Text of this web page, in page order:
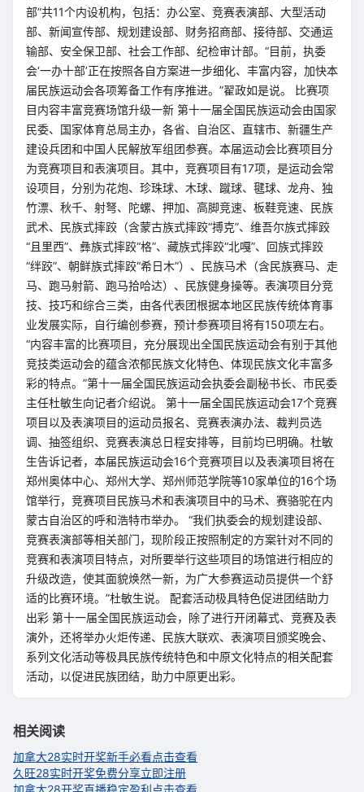
部”共11个内设机构，包括：办公室、竞赛表演部、大型活动
部、新闻宣传部、规划建设部、财务招商部、接待部、交通运
输部、安全保卫部、社会工作部、纪检审计部。“目前，执委
会‘一办十部’正在按照各自方案进一步细化、丰富内容，加快本
届民族运动会各项筹备工作有序推进。”翟政如是说。 比赛项
目内容丰富竞赛场馆升级一新 第十一届全国民族运动会由国家
民委、国家体育总局主办，各省、自治区、直辖市、新疆生产
建设兵团和中国人民解放军组团参赛。本届运动会比赛项目分
为竞赛项目和表演项目。其中，竞赛项目有17项，是运动会常
设项目，分别为花炮、珍珠球、木球、蹴球、毽球、龙舟、独
竹漂、秋千、射弩、陀螺、押加、高脚竞速、板鞋竞速、民族
武术、民族式摔跤（含蒙古族式摔跤“搏克”、维吾尔族式摔跤
“且里西”、彝族式摔跤“格”、藏族式摔跤“北嘎”、回族式摔跤
“绊跤”、朝鲜族式摔跤“希日木”）、民族马术（含民族赛马、走
马、跑马射箭、跑马拾哈达）、民族健身操等。表演项目分竞
技、技巧和综合三类，由各代表团根据本地区民族传统体育事
业发展实际，自行编创参赛，预计参赛项目将有150项左右。
“内容丰富的比赛项目，充分展现出全国民族运动会有别于其他
竞技类运动会的蕴含浓郁民族文化特色、体现民族文化丰富多
彩的特点。”第十一届全国民族运动会执委会副秘书长、市民委
主任杜敏生向记者介绍说。 第十一届全国民族运动会17个竞赛
项目以及表演项目的运动员报名、竞赛表演办法、裁判员选
调、抽签组织、竞赛表演总日程安排等，目前均已明确。杜敏
生告诉记者，本届民族运动会16个竞赛项目以及表演项目将在
郑州奥体中心、郑州大学、郑州师范学院等10家单位的16个场
馆举行，竞赛项目民族马术和表演项目中的马术、赛骆驼在内
蒙古自治区的呼和浩特市举办。 “我们执委会的规划建设部、
竞赛表演部等相关部门，现阶段正按照制定的方案针对不同的
竞赛和表演项目特点，对所要举行这些项目的场馆进行相应的
升级改造，使其面貌焕然一新，为广大参赛运动员提供一个舒
适的比赛环境。”杜敏生说。 配套活动极具特色促进团结助力
出彩 第十一届全国民族运动会，除了进行开闭幕式、竞赛及表
演外，还将举办火炬传递、民族大联欢、表演项目颁奖晚会、
系列文化活动等极具民族传统特色和中原文化特点的相关配套
活动，以促进民族团结，助力中原更出彩。
相关阅读
加拿大28实时开奖新手必看点击查看
久旺28实时开奖免费分享立即注册
加拿大28开奖直播稳定盈利点击查看